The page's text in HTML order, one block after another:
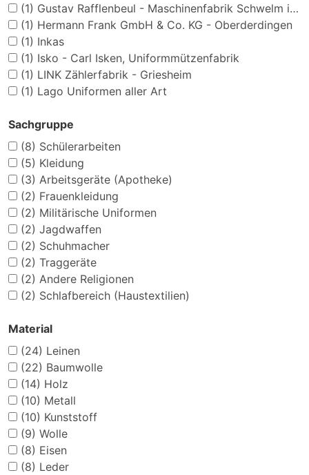
(1) Gustav Rafflenbeul - Maschinenfabrik Schwelm i./W.
(1) Hermann Frank GmbH & Co. KG - Oberderdingen
(1) Inkas
(1) Isko - Carl Isken, Uniformmützenfabrik
(1) LINK Zählerfabrik - Griesheim
(1) Lago Uniformen aller Art
Sachgruppe
(8) Schülerarbeiten
(5) Kleidung
(3) Arbeitsgeräte (Apotheke)
(2) Frauenkleidung
(2) Militärische Uniformen
(2) Jagdwaffen
(2) Schuhmacher
(2) Traggeräte
(2) Andere Religionen
(2) Schlafbereich (Haustextilien)
Material
(24) Leinen
(22) Baumwolle
(14) Holz
(10) Metall
(10) Kunststoff
(9) Wolle
(8) Eisen
(8) Leder